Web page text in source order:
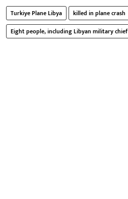
Turkiye Plane Libya killed in plane crash
Eight people, including Libyan military chief